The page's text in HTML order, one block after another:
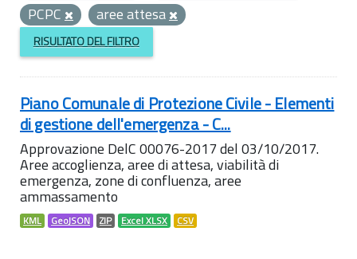
PCPC
aree attesa
RISULTATO DEL FILTRO
Piano Comunale di Protezione Civile - Elementi
di gestione dell'emergenza - C...
Approvazione DelC 00076-2017 del 03/10/2017.
Aree accoglienza, aree di attesa, viabilità di
emergenza, zone di confluenza, aree
ammassamento
KML GeoJSON ZIP Excel XLSX CSV